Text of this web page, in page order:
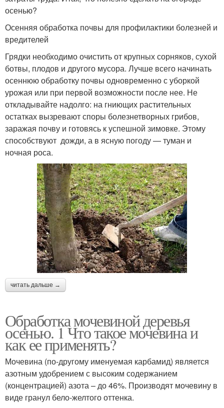
осенью?
Осенняя обработка почвы для профилактики болезней и
вредителей
Грядки необходимо очистить от крупных сорняков, сухой
ботвы, плодов и другого мусора. Лучше всего начинать
осеннюю обработку почвы одновременно с уборкой
урожая или при первой возможности после нее. Не
откладывайте надолго: на гниющих растительных
остатках вызревают споры болезнетворных грибов,
заражая почву и готовясь к успешной зимовке. Этому
способствуют дожди, а в ясную погоду — туман и
ночная роса.
читать дальше →
Обработка мочевиной деревья
осенью. 1 Что такое мочевина и
как ее применять?
Мочевина (по-другому именуемая карбамид) является
азотным удобрением с высоким содержанием
(концентрацией) азота – до 46%. Производят мочевину в
виде гранул бело-желтого оттенка.